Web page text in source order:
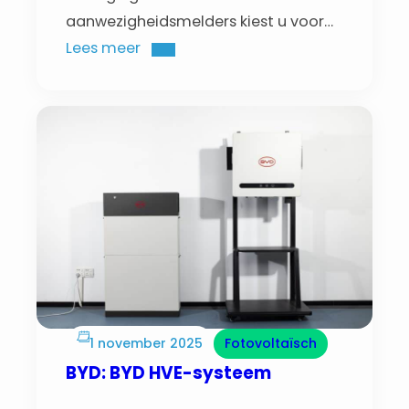
aanwezigheidsmelders kiest u voor
comfort, veiligheid en slimme
iemand binnenkomt, handig in
gangen, trappenhuizen, badkamers
Lees meer
1 november 2025 Fotovoltaïsch
BYD: BYD HVE-systeem